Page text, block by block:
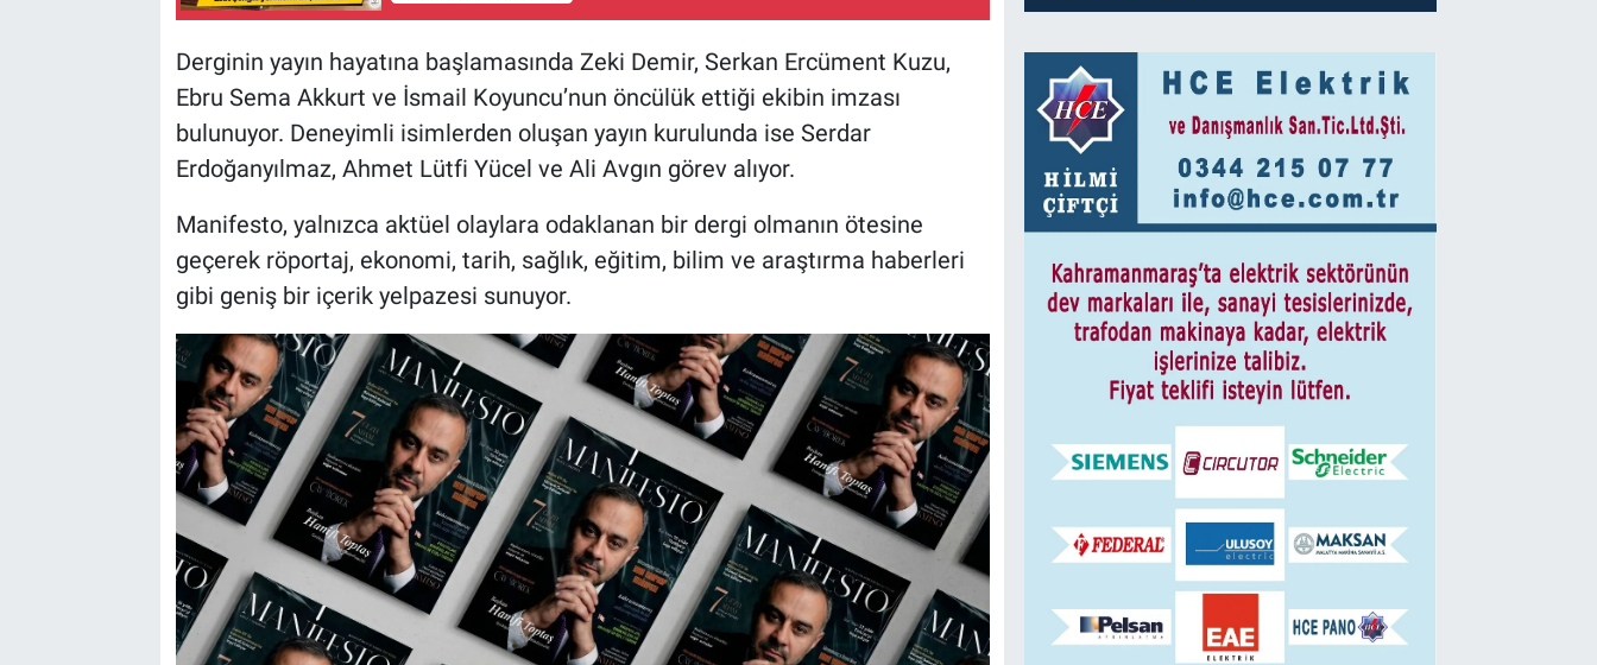
Derginin yayın hayatına başlamasında Zeki Demir, Serkan Ercüment Kuzu,
Ebru Sema Akkurt ve İsmail Koyuncu’nun öncülük ettiği ekibin imzası
bulunuyor. Deneyimli isimlerden oluşan yayın kurulunda ise Serdar
Erdoğanyılmaz, Ahmet Lütfi Yücel ve Ali Avgın görev alıyor.
Manifesto, yalnızca aktüel olaylara odaklanan bir dergi olmanın ötesine
geçerek röportaj, ekonomi, tarih, sağlık, eğitim, bilim ve araştırma haberleri
gibi geniş bir içerik yelpazesi sunuyor.